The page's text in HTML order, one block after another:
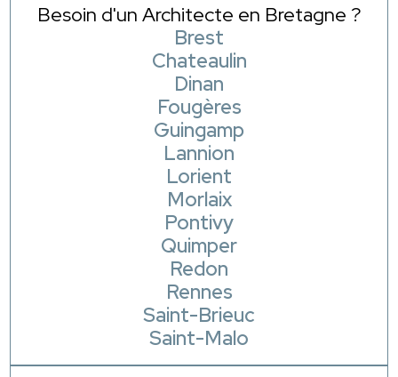
Besoin d'un Architecte en Bretagne ?
Brest
Chateaulin
Dinan
Fougères
Guingamp
Lannion
Lorient
Morlaix
Pontivy
Quimper
Redon
Rennes
Saint-Brieuc
Saint-Malo